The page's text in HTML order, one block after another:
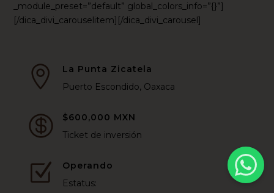
_module_preset=”default” global_colors_info=”{}”]
[/dica_divi_carouselitem][/dica_divi_carousel]

La Punta Zicatela
Puerto Escondido, Oaxaca

$600,000 MXN
Ticket de inversión
Z
Operando
Estatus: